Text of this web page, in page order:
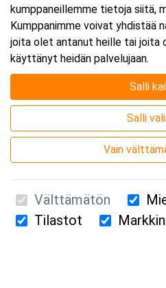
Suomen Ensiapukoulutus Oy /
kumppaneillemme tietoja siitä,
Kumppanimme voivat yhdistää
joita olet antanut heille tai joita
käyttänyt heidän palvelujaan.
Salli
Salli
Vain
Välttämätön
Tilastot